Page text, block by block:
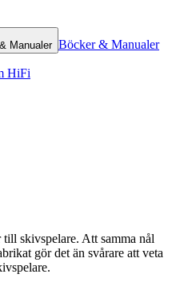
Manualer Böcker & Manualer
HiFi
skivspelare. Att samma nål
gör det än svårare att veta